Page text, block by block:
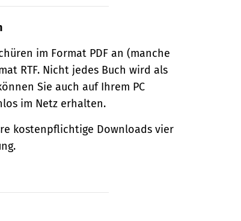
im Format PDF an (manche
RTF. Nicht jedes Buch wird als
Sie auch auf Ihrem PC
im Netz erhalten.
kostenpflichtige Downloads vier